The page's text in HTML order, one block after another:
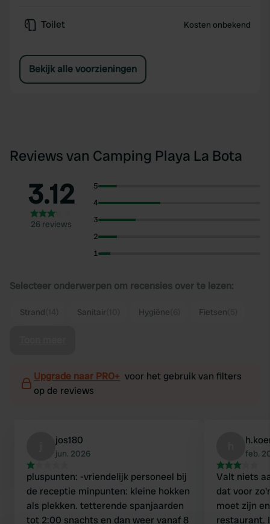
Toilet Kosten onbekend
Bekijk alle voorzieningen
Reviews van Camping Playa La Bota
3.12
26 reviews
5
4
3
2
1
Selecteer onderwerpen om recensies over te lezen:
Strand Sanitair Hygiëne Fietsen
Upgrade naar PRO+ voor het gebruik van filters
op de reviews
jos180
jun. 2026
pluspunten: -vriendelijk personeel bij
de receptie minpunten: kleine hokken
als plekken. tetterende spanjaarden
tot 2:00 snachts en dan weer vanaf 8
feb.
Valt niets
dat voor
moet zijn
restaurant.